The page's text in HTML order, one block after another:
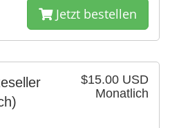
Jetzt bestellen
$15.00 USD
Monatlich